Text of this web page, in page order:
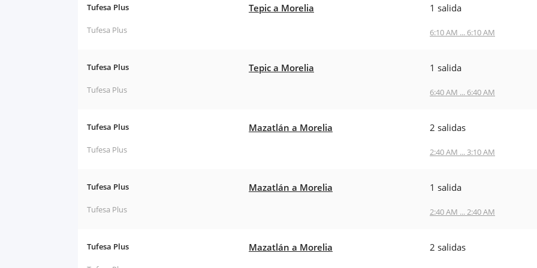
Tufesa Plus
Tufesa Plus
Tepic a Morelia 1 salida
6:10 AM ... 6:10 AM
Tufesa Plus
Tufesa Plus
Tepic a Morelia 1 salida
6:40 AM ... 6:40 AM
Tufesa Plus
Tufesa Plus
Mazatlán a Morelia 2 salidas
2:40 AM ... 3:10 AM
Tufesa Plus
Tufesa Plus
Mazatlán a Morelia 1 salida
2:40 AM ... 2:40 AM
Tufesa Plus Mazatlán a Morelia 2 salidas